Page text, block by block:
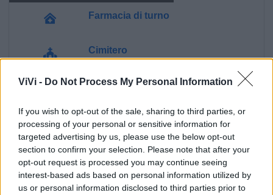
ViVi - Do Not Process My Personal Information
If you wish to opt-out of the sale, sharing to third parties, or
processing of your personal or sensitive information for
targeted advertising by us, please use the below opt-out
section to confirm your selection. Please note that after your
opt-out request is processed you may continue seeing
interest-based ads based on personal information utilized by
us or personal information disclosed to third parties prior to
Farmacia di turno
Cimitero
Ufficio Postale
Guardia Medica
Canile
Polizia Locale